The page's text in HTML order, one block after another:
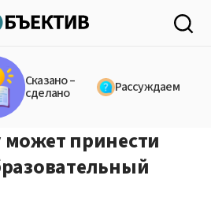
Сказано –
сделано Рассуждаем
принести